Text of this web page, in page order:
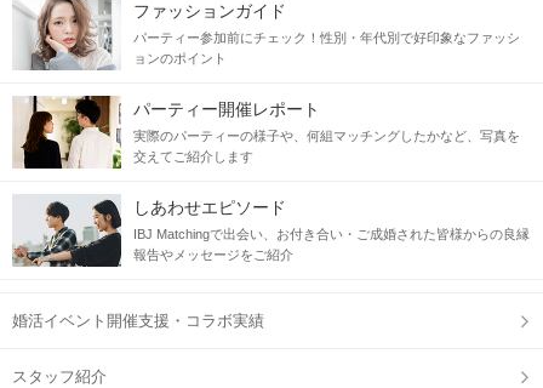
ファッションガイド
パーティー参加前にチェック！性別・年代別で好印象なファッシ
ョンのポイント
パーティー開催レポート
実際のパーティーの様子や、何組マッチングしたかなど、写真を
交えてご紹介します
しあわせエピソード
IBJ Matchingで出会い、お付き合い・ご成婚された皆様からの良縁
報告やメッセージをご紹介
婚活イベント開催支援・コラボ実績
スタッフ紹介